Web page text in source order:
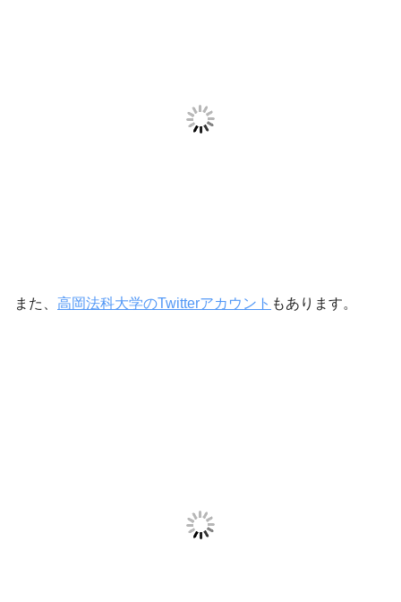
また、 高岡法科大学のTwitterアカウント もあります。